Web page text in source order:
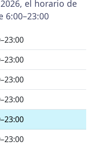
el horario de
6:00–23:00